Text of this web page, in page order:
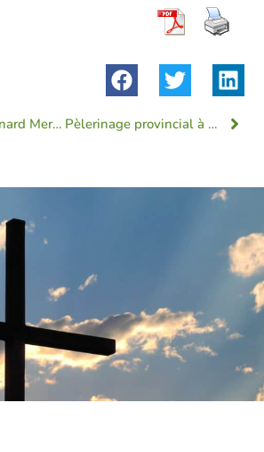
À Dieu père Bernard Mercier Pèlerinage provincial à Chartres